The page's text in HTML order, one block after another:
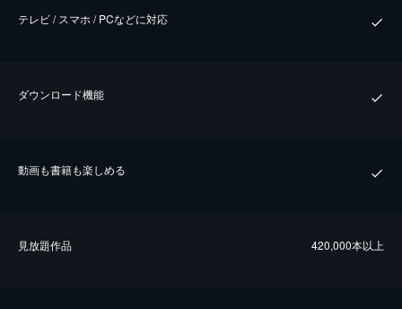
テレビ / スマホ / PCなどに対応
ダウンロード機能
動画も書籍も楽しめる
⾒放題作品 420,000本以上